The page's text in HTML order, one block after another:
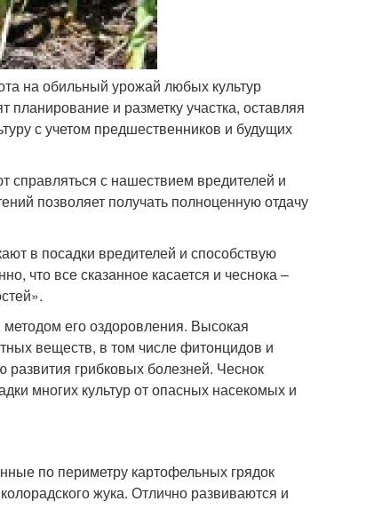
на обильный урожай любых культур
и разметку участка, оставляя
с учетом предшественников и будущих
справляться с нашествием вредителей и
позволяет получать полноценную отдачу
в посадки вредителей и способствую
что все сказанное касается и чеснока –
методом его оздоровления. Высокая
веществ, в том числе фитонцидов и
грибковых болезней. Чеснок
многих культур от опасных насекомых и
по периметру картофельных грядок
жука. Отлично развиваются и